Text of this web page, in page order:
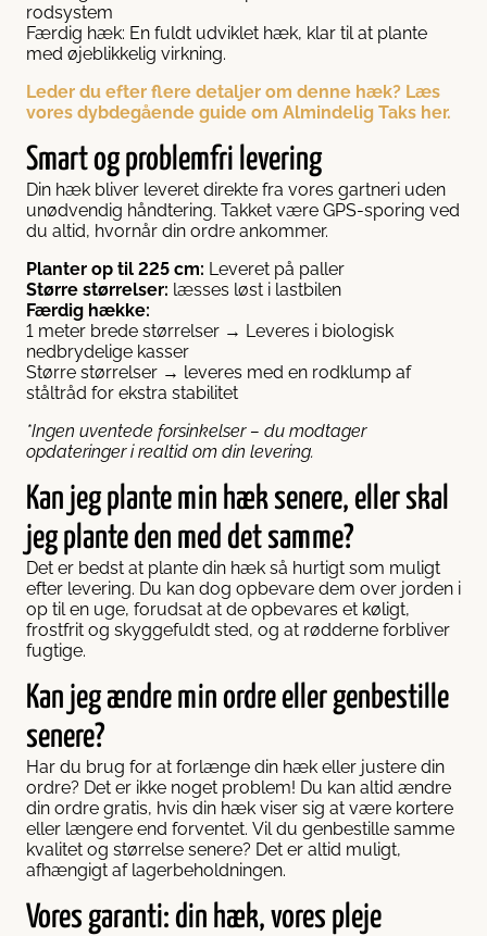
rodsystem
Færdig hæk: En fuldt udviklet hæk, klar til at plante
med øjeblikkelig virkning.
Leder du efter flere detaljer om denne hæk? Læs
vores dybdegående guide om Almindelig Taks her.
Smart og problemfri levering
Din hæk bliver leveret direkte fra vores gartneri uden
unødvendig håndtering. Takket være GPS-sporing ved
du altid, hvornår din ordre ankommer.
Planter op til 225 cm: Leveret på paller
Større størrelser: læsses løst i lastbilen
Færdig hække:
1 meter brede størrelser → Leveres i biologisk
nedbrydelige kasser
Større størrelser → leveres med en rodklump af
ståltråd for ekstra stabilitet
*Ingen uventede forsinkelser – du modtager
opdateringer i realtid om din levering.
Kan jeg plante min hæk senere, eller skal
jeg plante den med det samme?
Det er bedst at plante din hæk så hurtigt som muligt
efter levering. Du kan dog opbevare dem over jorden i
op til en uge, forudsat at de opbevares et køligt,
frostfrit og skyggefuldt sted, og at rødderne forbliver
fugtige.
Kan jeg ændre min ordre eller genbestille
senere?
Har du brug for at forlænge din hæk eller justere din
ordre? Det er ikke noget problem! Du kan altid ændre
din ordre gratis, hvis din hæk viser sig at være kortere
eller længere end forventet. Vil du genbestille samme
kvalitet og størrelse senere? Det er altid muligt,
afhængigt af lagerbeholdningen.
Vores garanti: din hæk, vores pleje